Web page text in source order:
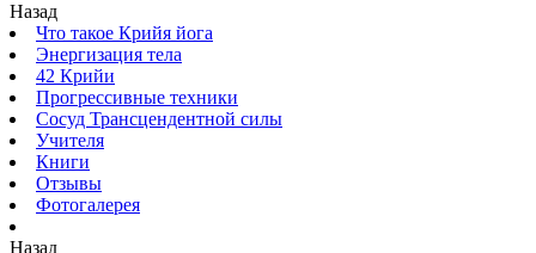
Назад
Что такое Крийя йога
Энергизация тела
42 Крийи
Прогрессивные техники
Сосуд Трансцендентной силы
Учителя
Книги
Отзывы
Фотогалерея
Назад